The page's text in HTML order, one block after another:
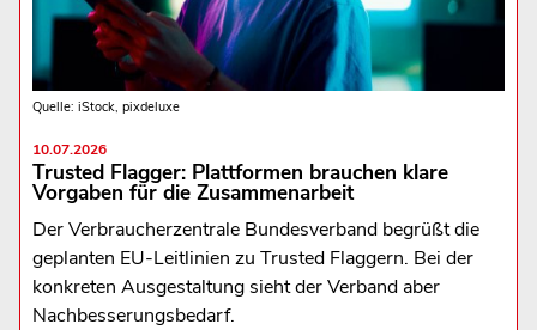
Quelle: iStock, pixdeluxe
10.07.2026
Trusted Flagger: Plattformen brauchen klare
Vorgaben für die Zusammenarbeit
Der Verbraucherzentrale Bundesverband begrüßt die
geplanten EU-Leitlinien zu Trusted Flaggern. Bei der
konkreten Ausgestaltung sieht der Verband aber
Nachbesserungsbedarf.